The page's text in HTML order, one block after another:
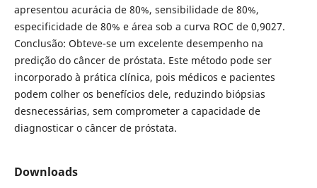
apresentou acurácia de 80%, sensibilidade de 80%,
especificidade de 80% e área sob a curva ROC de 0,9027.
Conclusão: Obteve-se um excelente desempenho na
predição do câncer de próstata. Este método pode ser
incorporado à prática clínica, pois médicos e pacientes
podem colher os benefícios dele, reduzindo biópsias
desnecessárias, sem comprometer a capacidade de
diagnosticar o câncer de próstata.
Downloads